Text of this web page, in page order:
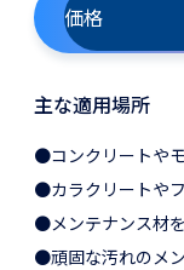
価格
主な適用場所
●コンクリートや
●カラクリートや
●メンテナンス材
●頑固な汚れのメ